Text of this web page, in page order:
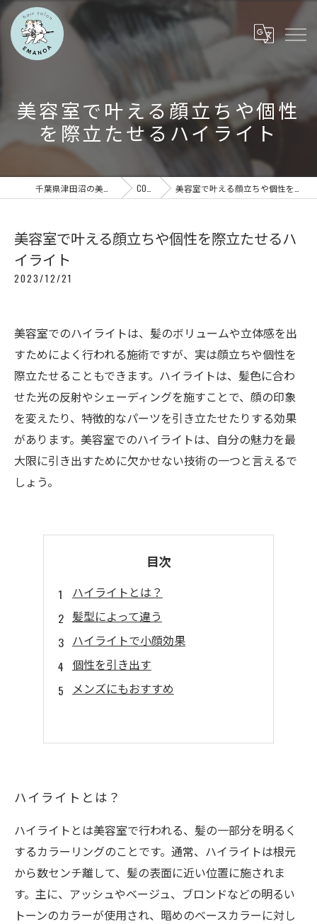
美容室で叶える顔立ちや個性
を際立たせるハイライト
COLUMN 美容室で叶える顔立ちや個性を際立たせるハイライト
美容室で叶える顔立ちや個性を際立たせるハ
イライト
2023/12/21
美容室でのハイライトは、髪のボリュームや立体感を出
すためによく行われる施術ですが、実は顔立ちや個性を
際立たせることもできます。ハイライトは、髪色に合わ
せた光の反射やシェーディングを施すことで、顔の印象
を変えたり、特徴的なパーツを引き立たせたりする効果
があります。美容室でのハイライトは、自分の魅力を最
大限に引き出すために欠かせない技術の一つと言えるで
しょう。
目次
ハイライトとは？
髪型によって違う
ハイライトで小顔効果
個性を引き出す
メンズにもおすすめ
ハイライトとは？
ハイライトとは美容室で行われる、髪の一部分を明るく
するカラーリングのことです。通常、ハイライトは根元
から数センチ離して、髪の表面に近い位置に施されま
す。主に、アッシュやベージュ、ブロンドなどの明るい
トーンのカラーが使用され、暗めのベースカラーに対し